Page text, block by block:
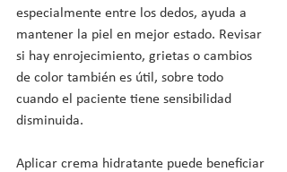
especialmente entre los dedos, ayuda a
mantener la piel en mejor estado. Revisar
si hay enrojecimiento, grietas o cambios
de color también es útil, sobre todo
cuando el paciente tiene sensibilidad
disminuida.
Aplicar crema hidratante puede beneficiar